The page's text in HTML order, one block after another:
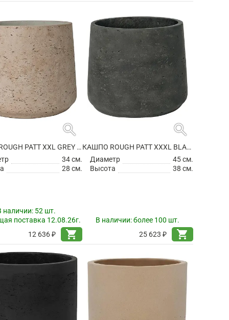
search
КАШПО ROUGH PATT XXL GREY WASHED
34 см.
28 см.
наличии: 52 шт.
поставка 12.08.26г.
12 636 ₽
shopping_cart
search
КАШПО ROUGH PATT XXXL BLACK WASHED
Диаметр
45 см.
Высота
38 см.
В наличии:более 100 шт.
25 623 ₽
shopping_cart